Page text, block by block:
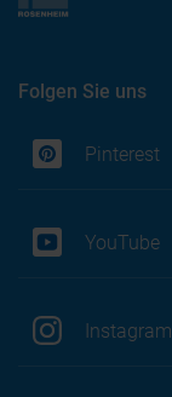
Folgen Sie uns
Pinterest
YouTube
Instagram